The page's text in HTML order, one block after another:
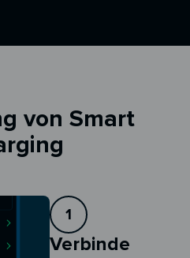
von Smart
1
Verbinde